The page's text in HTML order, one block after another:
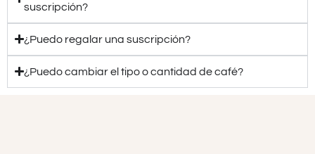
suscripción?
¿Puedo regalar una suscripción?
¿Puedo cambiar el tipo o cantidad de café?